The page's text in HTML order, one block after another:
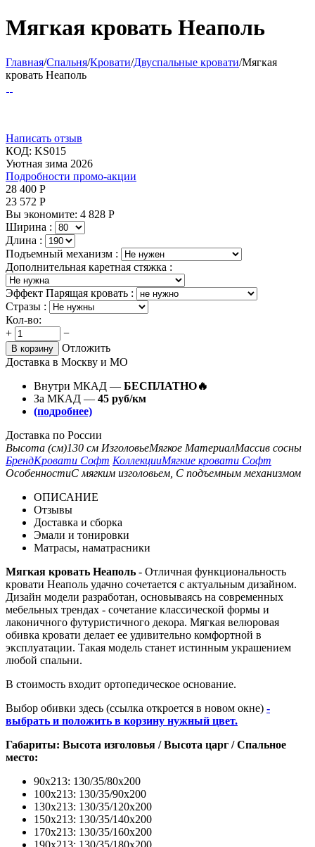
Мягкая кровать Неаполь
Главная/Спальня/Кровати/Двуспальные кровати/Мягкая
кровать Неаполь
Написать отзыв
КОД: KS015
Уютная зима 2026
Подробности промо-акции
28 400 Р
23 572 Р
Вы экономите: 4 828 Р
Ширина :
Длина :
Подъемный механизм :
Дополнительная каретная стяжка :
Эффект Парящая кровать :
Стразы :
Кол-во:
+
−
В корзину
Отложить
Доставка в Москву и МО
Внутри МКАД — БЕСПЛАТНО🔥
За МКАД — 45 руб/км
(подробнее)
Доставка по России
Высота (см)130 см ИзголовьеМягкое МатериалМассив сосны
БрендКровати Софт КоллекцииМягкие кровати Софт
ОсобенностиС мягким изголовьем, С подъемным механизмом
ОПИСАНИЕ
Отзывы
Доставка и сборка
Эмали и тонировки
Матрасы, наматрасники
Мягкая кровать Неаполь - Отличная функциональность
кровати Неаполь удачно сочетается с актуальным дизайном.
Дизайн модели разработан, основываясь на современных
мебельных трендах - сочетание классической формы и
лаконичного футуристичного декора. Мягкая велюровая
обивка кровати делает ее удивительно комфортной в
эксплуатации. Такая модель станет истинным украшением
любой спальни.
В стоимость входит ортопедическое основание.
Выбор обивки здесь (ссылка откроется в новом окне) -
выбрать и положить в корзину нужный цвет.
Габариты: Высота изголовья / Высота царг / Cпальное
место:
90х213: 130/35/80х200
100х213: 130/35/90х200
130х213: 130/35/120х200
150х213: 130/35/140х200
170х213: 130/35/160х200
190х213: 130/35/180х200